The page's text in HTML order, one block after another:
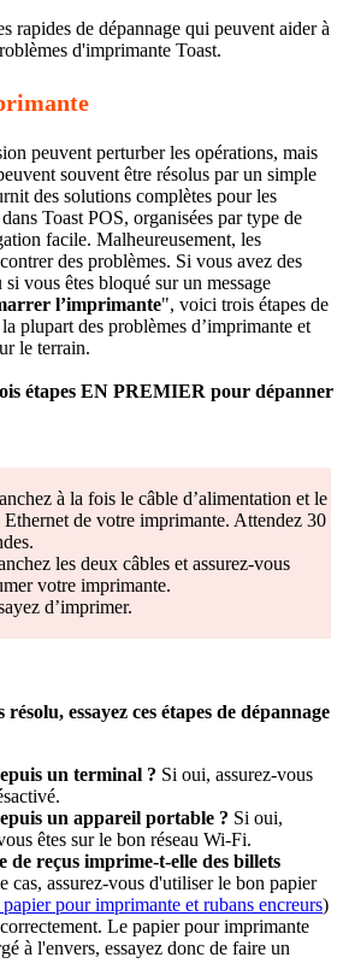
rapides de dépannage qui peuvent aider à
d'imprimante Toast.
peuvent perturber les opérations, mais
souvent être résolus par un simple
des solutions complètes pour les
Toast POS, organisées par type de
facile. Malheureusement, les
des problèmes. Si vous avez des
vous êtes bloqué sur un message
l’imprimante", voici trois étapes de
plupart des problèmes d’imprimante et
le terrain.
étapes EN PREMIER pour dépanner
à la fois le câble d’alimentation et le
Ethernet de votre imprimante. Attendez 30
les deux câbles et assurez-vous
votre imprimante.
d’imprimer.
essayez ces étapes de dépannage
un terminal ? Si oui, assurez-vous
un appareil portable ? Si oui,
êtes sur le bon réseau Wi-Fi.
de reçus imprime-t-elle des billets
cas, assurez-vous d'utiliser le bon papier
pour imprimante et rubans encreurs)
Le papier pour imprimante
à l'envers, essayez donc de faire un